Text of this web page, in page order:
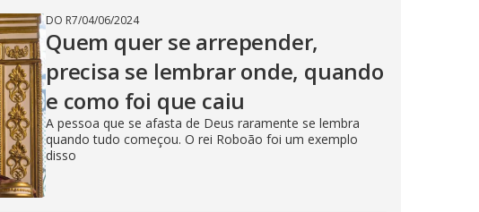
DO R7/04/06/2024
Quem quer se arrepender,
precisa se lembrar onde, quando
e como foi que caiu
A pessoa que se afasta de Deus raramente se lembra
quando tudo começou. O rei Roboão foi um exemplo
disso